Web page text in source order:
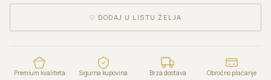
♡ DODAJ U LISTU ŽELJA
Premium kvaliteta Sigurna kupovina Brza dostava Obročno plaćanje